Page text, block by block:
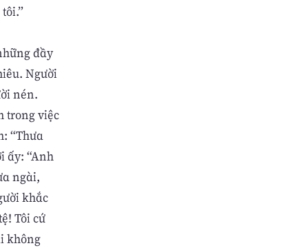
đầy
Người
nén.
trong việc
“Thưa
ấy: “Anh
ngài,
khắc
Tôi cứ
không